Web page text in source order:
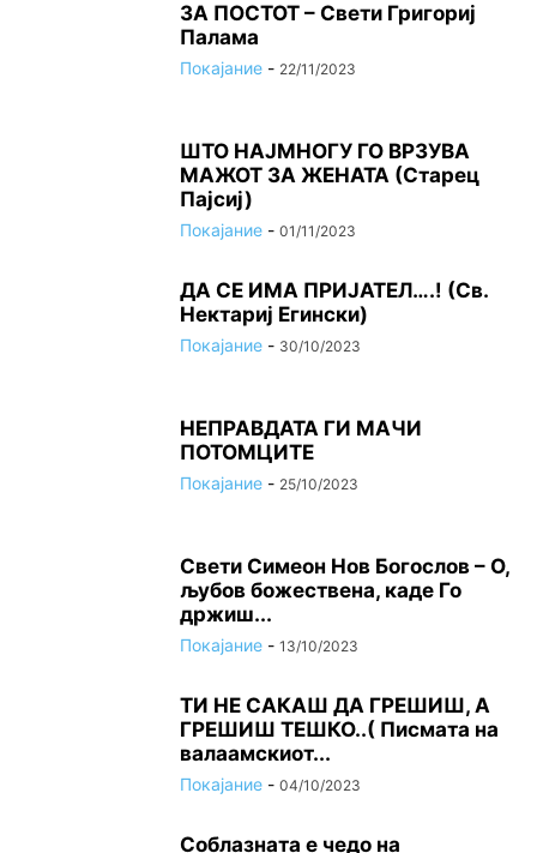
ЗА ПОСТОТ – Свети Григориј
Палама
Покајание - 22/11/2023
ШТО НАЈМНОГУ ГО ВРЗУВА
МАЖОТ ЗА ЖЕНАТА (Старец
Пајсиј)
Покајание - 01/11/2023
ДА СЕ ИМА ПРИЈАТЕЛ….! (Св.
Нектариј Егински)
Покајание - 30/10/2023
НЕПРАВДАТА ГИ МАЧИ
ПОТОМЦИТЕ
Покајание - 25/10/2023
Свети Симеон Нов Богослов – О,
љубов божествена, каде Го
држиш...
Покајание - 13/10/2023
ТИ НЕ САКАШ ДА ГРЕШИШ, А
ГРЕШИШ ТЕШКО..( Писмата на
валаамскиот...
Покајание - 04/10/2023
Соблазната е чедо на